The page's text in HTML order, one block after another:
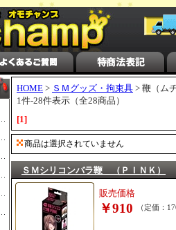
HOME > ＳＭグッズ・拘束具 > 鞭（ム
1件-28件表示（全28商品）
[1]
商品は選択されていません
ＳＭシリコンバラ鞭 （ＰＩＮＫ）
販売価格
￥910 （定価：